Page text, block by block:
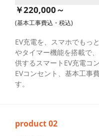
￥220,000～
(基本工事費込・税込)
EV充電を、スマホでもっ
やタイマー機能を搭載で
供するスマートEV充電コ
EVコンセント、基本工事
す。